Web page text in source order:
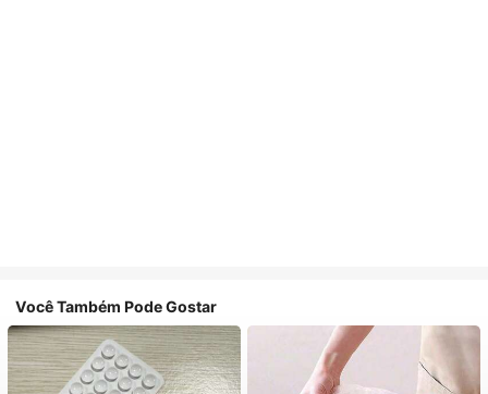
Você Também Pode Gostar